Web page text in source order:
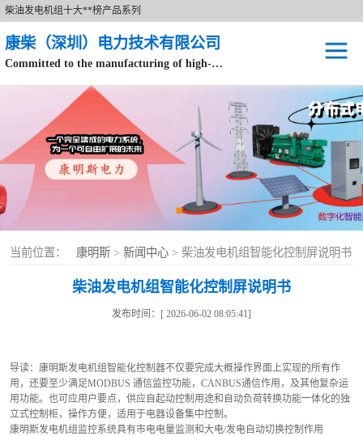
柴油发电机组十大**榜产品系列
康柴（深圳）电力技术有限公司
Committed to the manufacturing of high-end brand diesel generator sets.
当前位置： 康明斯 > 新闻中心 > 柴油发电机组智能化控制屏说明书
柴油发电机组智能化控制屏说明书
发布时间：[ 2026-06-02 08:05:41]
导读：康明斯发电机组智能化控制器不仅要完成大概操作界面上实现的所有作
用，还要至少满足MODBUS 通信监控功能，CANBUS通信作用，及其他复杂运
用功能。也可应用户要点，供应自起动控制用途和自动负荷转换功能一体化的独
立式控制柜，操作方便，适用于电器设备集中控制。
康明斯发电机组监控系统具有市电电量监测和大电/发电自动切换控制作用
静音型
移动电站
康明斯配件